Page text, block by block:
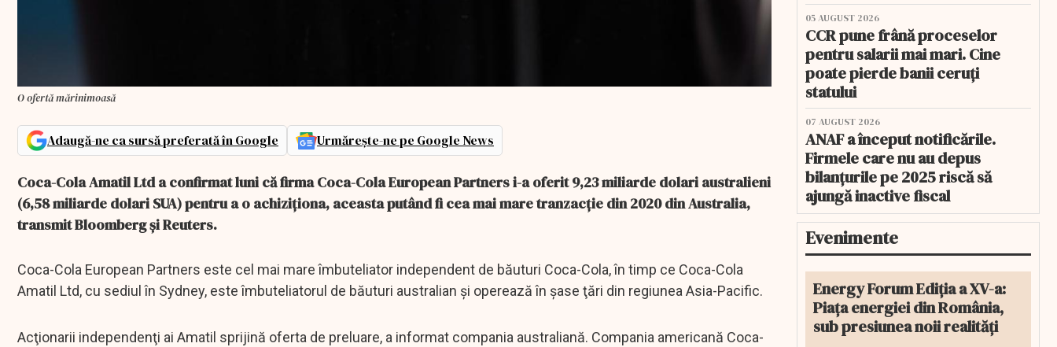
O ofertă mărinimoasă
Adaugă-ne ca sursă preferată în Google Urmărește-ne pe Google News
Coca-Cola Amatil Ltd a confirmat luni că firma Coca-Cola European Partners i-a oferit 9,23 miliarde dolari australieni
(6,58 miliarde dolari SUA) pentru a o achiziţiona, aceasta putând fi cea mai mare tranzacţie din 2020 din Australia,
transmit Bloomberg şi Reuters.
Coca-Cola European Partners este cel mai mare îmbuteliator independent de băuturi Coca-Cola, în timp ce Coca-Cola
Amatil Ltd, cu sediul în Sydney, este îmbuteliatorul de băuturi australian şi operează în şase ţări din regiunea Asia-Pacific.
Acţionarii independenţi ai Amatil sprijină oferta de preluare, a informat compania australiană. Compania americană Coca-
05 AUGUST 2026
CCR pune frână proceselor
pentru salarii mai mari. Cine
poate pierde banii ceruți
statului
07 AUGUST 2026
ANAF a început notificările.
Firmele care nu au depus
bilanțurile pe 2025 riscă să
ajungă inactive fiscal
Evenimente
Energy Forum Ediția a XV-a:
Piața energiei din România,
sub presiunea noii realități